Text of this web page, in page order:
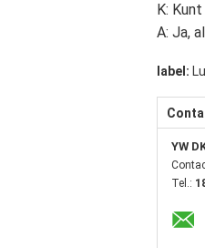
K:
A: Ja,
label:
YW
Tel.: